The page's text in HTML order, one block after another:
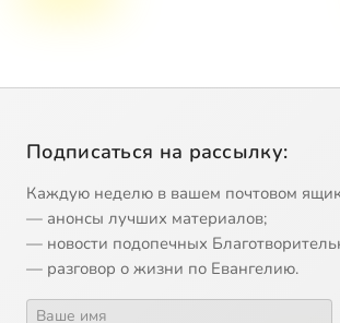
Подписаться на рассылку:
Каждую неделю в вашем почтовом
— анонсы лучших материалов;
— новости подопечных
— разговор о жизни по Евангелию.